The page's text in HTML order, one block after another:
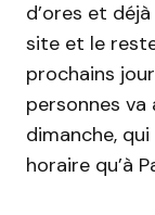
d’ores et
site et le
prochains
personnes va
dimanche,
horaire qu’à